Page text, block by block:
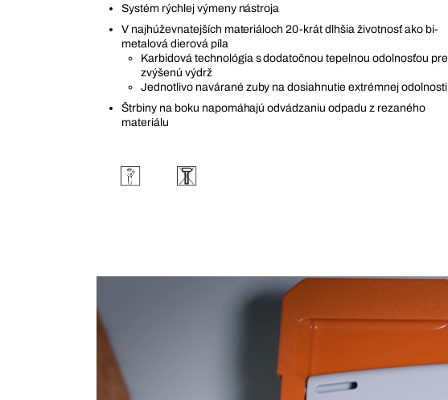
Systém rýchlej výmeny nástroja
V najhúževnatejších materiáloch 20-krát dlhšia životnosť ako bi-
metalová dierová píla
Karbidová technológia s dodatočnou tepelnou odolnosťou pre
zvýšenú výdrž
Jednotlivo navárané zuby na dosiahnutie extrémnej odolnosti
Štrbiny na boku napomáhajú odvádzaniu odpadu z rezaného
materiálu